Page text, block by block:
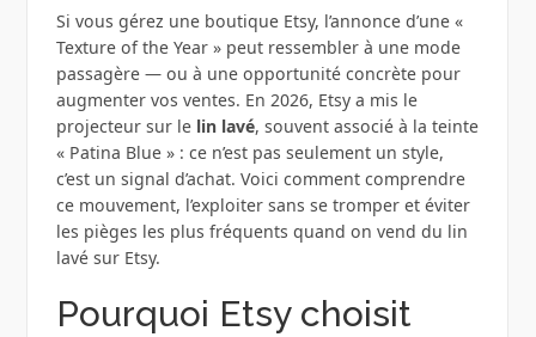
Si vous gérez une boutique Etsy, l’annonce d’une «
Texture of the Year » peut ressembler à une mode
passagère — ou à une opportunité concrète pour
augmenter vos ventes. En 2026, Etsy a mis le
projecteur sur le lin lavé, souvent associé à la teinte
« Patina Blue » : ce n’est pas seulement un style,
c’est un signal d’achat. Voici comment comprendre
ce mouvement, l’exploiter sans se tromper et éviter
les pièges les plus fréquents quand on vend du lin
lavé sur Etsy.
Pourquoi Etsy choisit